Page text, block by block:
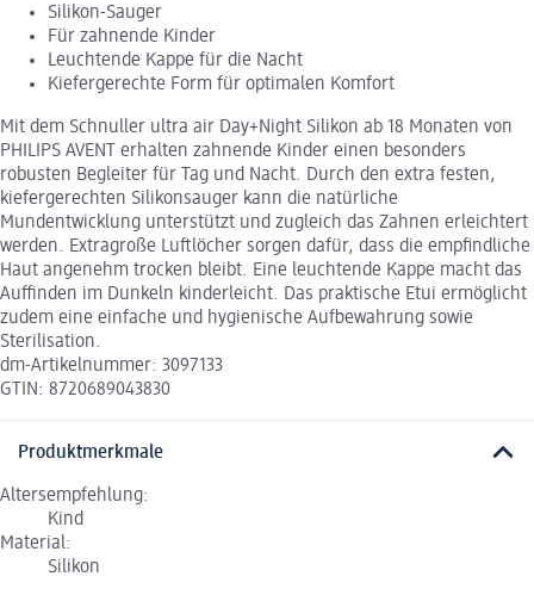
Silikon-Sauger
Für zahnende Kinder
Leuchtende Kappe für die Nacht
Kiefergerechte Form für optimalen Komfort
Mit dem Schnuller ultra air Day+Night Silikon ab 18 Monaten von
PHILIPS AVENT erhalten zahnende Kinder einen besonders
robusten Begleiter für Tag und Nacht. Durch den extra festen,
kiefergerechten Silikonsauger kann die natürliche
Mundentwicklung unterstützt und zugleich das Zahnen erleichtert
werden. Extragroße Luftlöcher sorgen dafür, dass die empfindliche
Haut angenehm trocken bleibt. Eine leuchtende Kappe macht das
Auffinden im Dunkeln kinderleicht. Das praktische Etui ermöglicht
zudem eine einfache und hygienische Aufbewahrung sowie
Sterilisation.
dm-Artikelnummer: 3097133
GTIN: 8720689043830
Produktmerkmale
Altersempfehlung:
Kind
Material:
Silikon